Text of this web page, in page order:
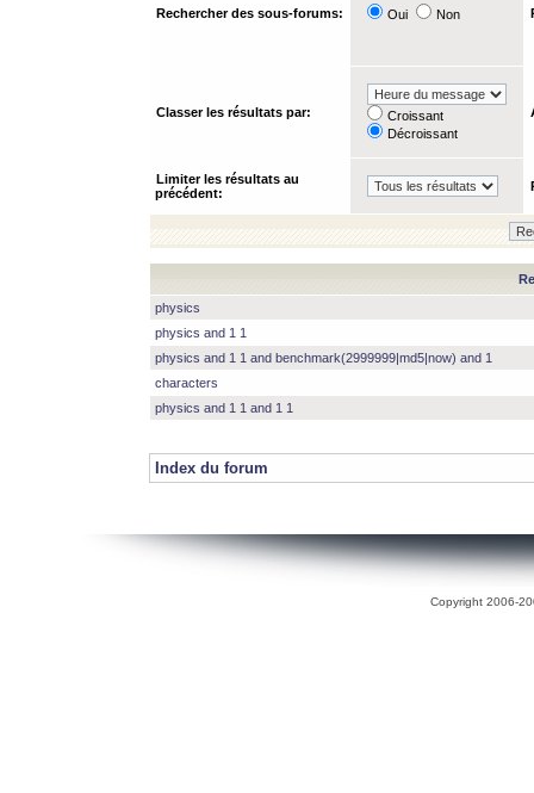
Rechercher des sous-forums: Oui Non
Classer les résultats par:
Croissant
Décroissant
Limiter les résultats au
précédent:
physics
physics and 1 1
physics and 1 1 and benchmark(2999999|md5|now) and 1
characters
physics and 1 1 and 1 1
Index du forum
Copyright 2006-